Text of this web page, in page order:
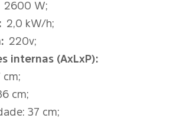
2600 W;
2,0 kW/h;
220v;
internas (AxLxP):
cm;
cm;
37 cm;